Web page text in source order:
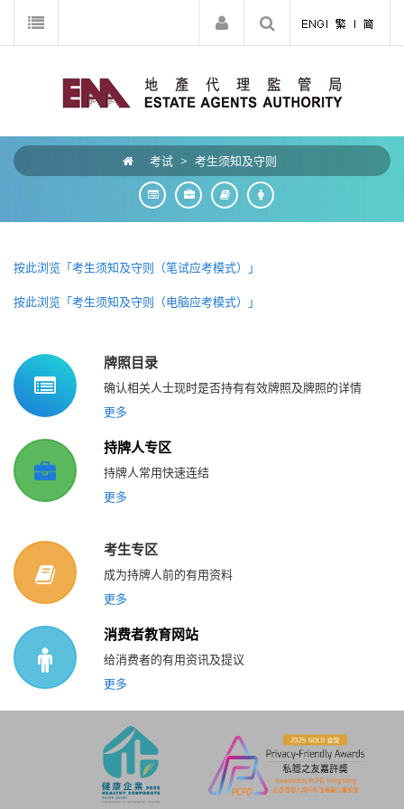
考试 > 考生须知及守则
按此浏览「考生须知及守则（笔试应考模式）」
按此浏览「考生须知及守则（电脑应考模式）」
牌照目录
确认相关人士现时是否持有有效牌照及牌照的详情
更多
持牌人专区
持牌人常用快速连结
更多
考生专区
成为持牌人前的有用资料
更多
消费者教育网站
给消费者的有用资讯及提议
更多